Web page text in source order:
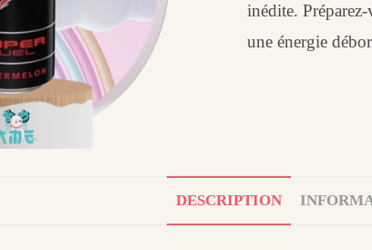
inédite.
une énergie
DESCRIPTION